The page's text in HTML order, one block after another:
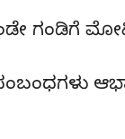
ಗಂಡಿಗೆ